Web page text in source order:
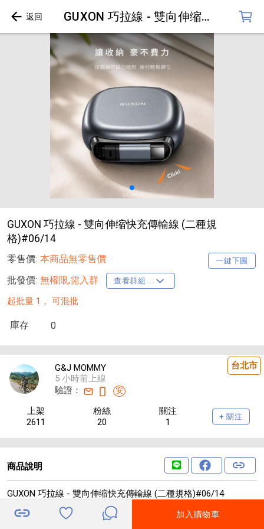
GUXON 巧拉線 - 雙向伸缩快充傳輸線 (二種規格)#06/14
GUXON 巧拉線 - 雙向伸缩快充傳輸線 (二種規
格)#06/14
零售價: 一鍵下圖
本商品無零售價
批發價: 無權限,需入群 查看群組...
起批量 1， 可混批
庫存 0
台北市
G&J MOMMY
5 小時前上線
驗證：
安
上架
2611
粉絲
20
關注
1
+ 關注
商品說明
GUXON 巧拉線 - 雙向伸缩快充傳輸線 (二種規格)#06/14
2-3周貨到通知
末售249 四顆900(活動價 也可不做）
加入購物車